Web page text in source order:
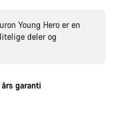
Young Hero er en
deler og
garanti